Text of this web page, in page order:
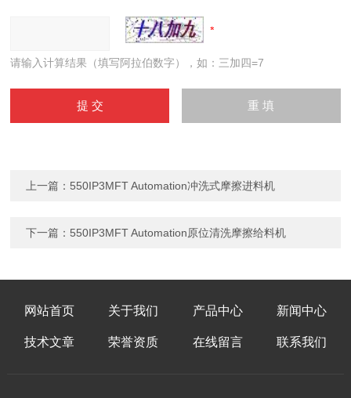
请输入计算结果（填写阿拉伯数字），如：三加四=7
上一篇： 550IP3MFT Automation冲洗式摩擦进料机
下一篇： 550IP3MFT Automation原位清洗摩擦给料机
网站首页 关于我们 产品中心 新闻中心
技术文章 荣誉资质 在线留言 联系我们